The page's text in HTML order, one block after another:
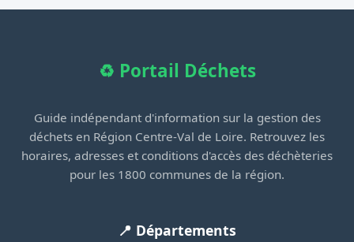
♻️ Portail Déchets
Guide indépendant d'information sur la gestion des
déchets en Région Centre-Val de Loire. Retrouvez les
horaires, adresses et conditions d'accès des déchèteries
pour les 1800 communes de la région.
📍 Départements